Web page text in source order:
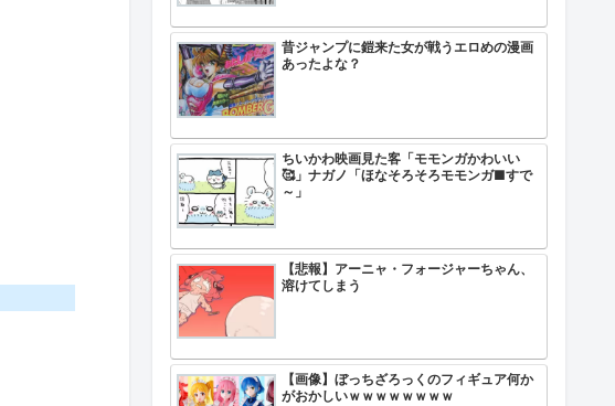
昔ジャンプに鎧来た女が戦うエロめの漫画
あったよな？
ちいかわ映画見た客「モモンガかわいい
🥰」ナガノ「ほなそろそろモモンガ■すで
～」
【悲報】アーニャ・フォージャーちゃん、
溶けてしまう
【画像】ぼっちざろっくのフィギュア何か
がおかしいｗｗｗｗｗｗｗｗ